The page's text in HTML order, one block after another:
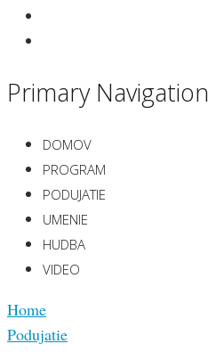
Primary Navigation
DOMOV
PROGRAM
PODUJATIE
UMENIE
HUDBA
VIDEO
Home
Podujatie